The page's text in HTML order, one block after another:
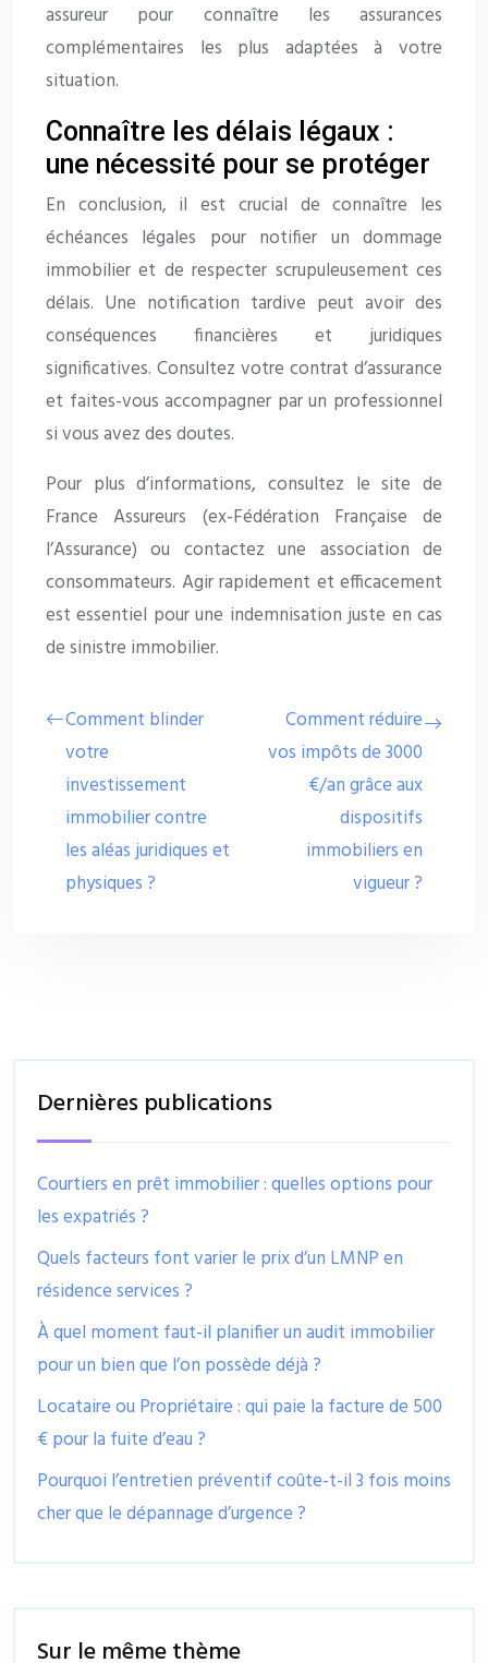
assureur pour connaître les assurances
complémentaires les plus adaptées à votre
situation.
Connaître les délais légaux :
une nécessité pour se protéger
En conclusion, il est crucial de connaître les
échéances légales pour notifier un dommage
immobilier et de respecter scrupuleusement ces
délais. Une notification tardive peut avoir des
conséquences financières et juridiques
significatives. Consultez votre contrat d’assurance
et faites-vous accompagner par un professionnel
si vous avez des doutes.
Pour plus d’informations, consultez le site de
France Assureurs (ex-Fédération Française de
l’Assurance) ou contactez une association de
consommateurs. Agir rapidement et efficacement
est essentiel pour une indemnisation juste en cas
de sinistre immobilier.
Comment blinder
votre
investissement
immobilier contre
les aléas juridiques et
physiques ?
Comment réduire
vos impôts de 3000
€/an grâce aux
dispositifs
immobiliers en
vigueur ?
Dernières publications
Courtiers en prêt immobilier : quelles options pour
les expatriés ?
Quels facteurs font varier le prix d’un LMNP en
résidence services ?
À quel moment faut-il planifier un audit immobilier
pour un bien que l’on possède déjà ?
Locataire ou Propriétaire : qui paie la facture de 500
€ pour la fuite d’eau ?
Pourquoi l’entretien préventif coûte-t-il 3 fois moins
cher que le dépannage d’urgence ?
Sur le même thème